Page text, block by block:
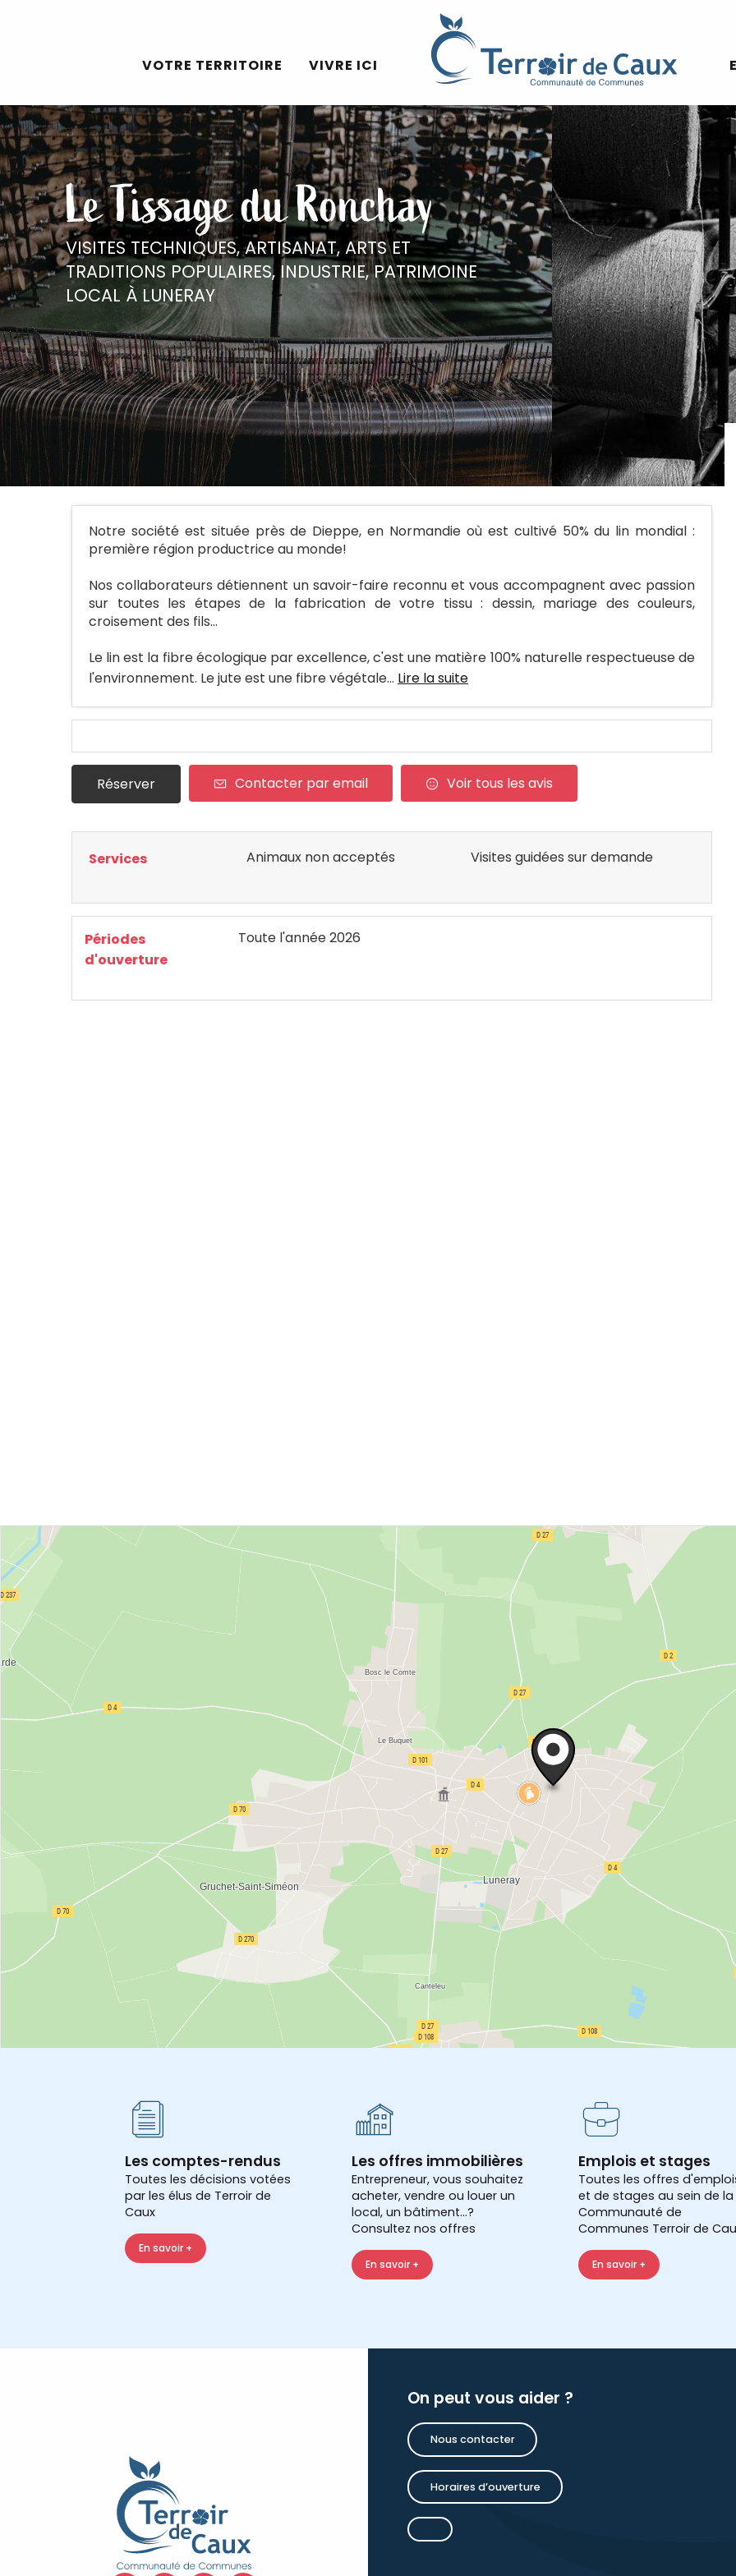
VOTRE TERRITOIRE VIVRE ICI
Le Tissage du Ronchay
VISITES TECHNIQUES,ARTISANAT, ARTS ET
TRADITIONS POPULAIRES, INDUSTRIE,PATRIMOINE
LOCAL À LUNERAY
Notre société est située près de Dieppe, en Normandie où est cultivé 50% du lin mondial :
première région productrice au monde!
Nos collaborateurs détiennent un savoir-faire reconnu et vous accompagnent avec passion
sur toutes les étapes de la fabrication de votre tissu : dessin, mariage des couleurs,
croisement des fils...
Le lin est la fibre écologique par excellence, c'est une matière 100% naturelle respectueuse de
l'environnement. Le jute est une fibre végétale... Lire la suite
Réserver Contacter par email Voir tous les avis
Services Animaux non acceptés Visites guidées sur demande
Périodes
d'ouverture
Toute l'année 2026
Les comptes-rendus
Toutes les décisions votées
par les élus de Terroir de
Caux
En savoir +
Les offres immobilières
Entrepreneur, vous souhaitez
acheter, vendre ou louer un
local, un bâtiment...?
Consultez nos offres
En savoir +
Emplois et stages
Toutes les offres
et de stages au sein de la
Communauté de
Communes Terroir de
En savoir +
On peut vous aider ?
Nous contacter
Horaires d’ouverture